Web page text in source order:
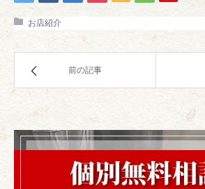
お店紹介
前の記事